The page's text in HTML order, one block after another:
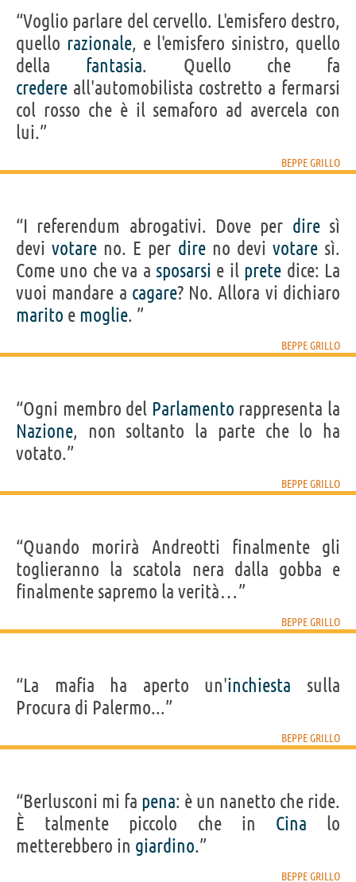
“Voglio parlare del cervello. L'emisfero destro,
quello razionale, e l'emisfero sinistro, quello
della fantasia. Quello che fa
credere all'automobilista costretto a fermarsi
col rosso che è il semaforo ad avercela con
lui.”
BEPPE GRILLO
“I referendum abrogativi. Dove per diresì
devivotare no. E per direno devi votaresì.
Come uno che va a sposarsi e il prete dice: La
vuoi mandare a cagare? No. Allora vi dichiaro
marito e moglie. ”
BEPPE GRILLO
“Ogni membro del Parlamento rappresenta la
Nazione, non soltanto la parte che lo ha
votato.”
BEPPE GRILLO
“Quando morirà Andreotti finalmente gli
toglieranno la scatola nera dalla gobba e
finalmente sapremo la verità…”
BEPPE GRILLO
“La mafia ha aperto un'inchiesta sulla
Procura di Palermo...”
BEPPE GRILLO
“Berlusconi mi fa pena: è un nanetto che ride.
È talmente piccolo che in Cina lo
metterebbero in giardino.”
BEPPE GRILLO